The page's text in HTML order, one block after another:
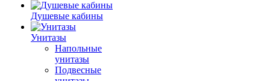
Душевые кабины
Унитазы
Напольные
унитазы
Подвесные